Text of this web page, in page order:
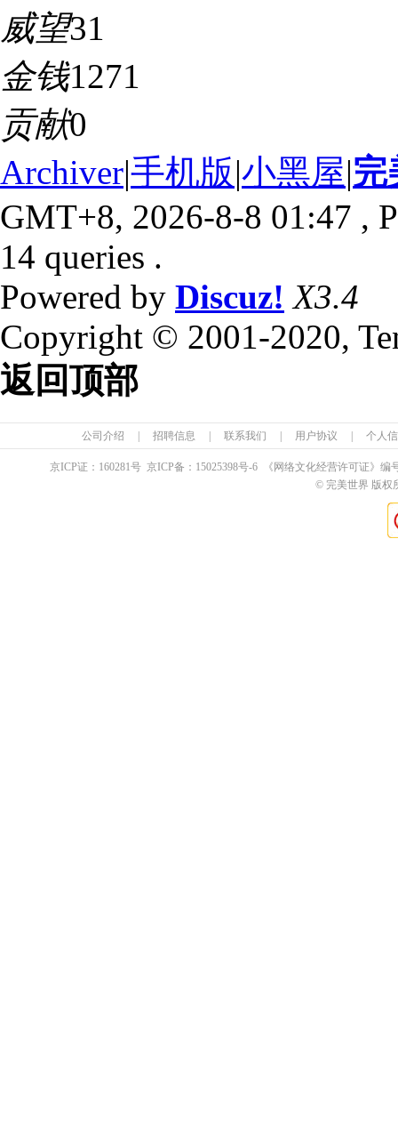
威望31
金钱1271
贡献0
Archiver|手机版|小黑屋|完
GMT+8, 2026-8-8 01:47 ,
14 queries .
Powered by Discuz! X3.4
Copyright © 2001-2020,
返回顶部
公司介绍 招聘信息 联系我们 用户协议 个人
京ICP证： 160281号 京ICP备： 15025398号-6 《网络文化经营许可证》编
© 完美世界 版权